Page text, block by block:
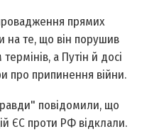
прямих
на те, що він порушив
а Путін й досі
про припинення війни.
повідомили, що
ЄС проти РФ відклали.